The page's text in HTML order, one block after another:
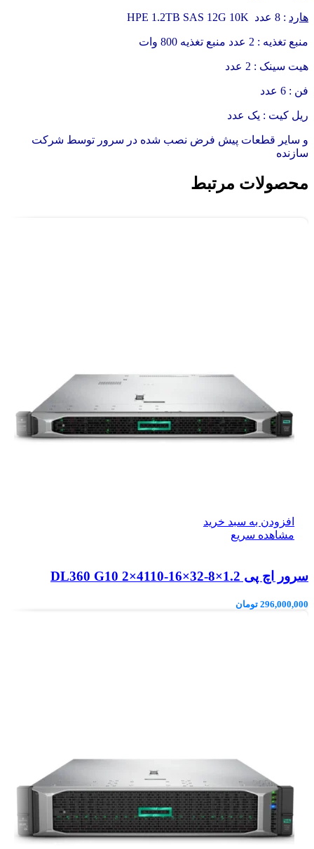
هارد : 8 عدد HPE 1.2TB SAS 12G 10K
منبع تغذیه : 2 عدد منبع تغذیه 800 وات
هیت سینک : 2 عدد
فن : 6 عدد
ریل کیت : یک عدد
و سایر قطعات پیش فرض نصب شده در سرور توسط شرکت
سازنده
محصولات مرتبط
افزودن به سبد خرید
مشاهده سریع
سرور اچ پی DL360 G10 2×4110-16×32-8×1.2
296,000,000 تومان